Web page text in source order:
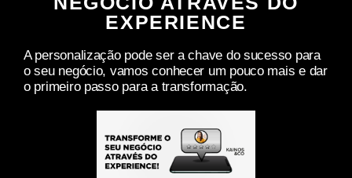
EXPERIENCE
A personalização pode ser a chave do sucesso para
o seu negócio, vamos conhecer um pouco mais e dar
o primeiro passo para a transformação.